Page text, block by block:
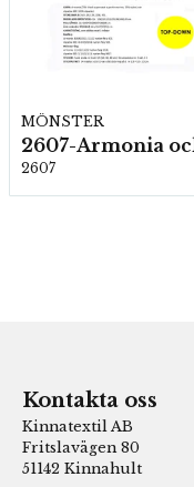
MÖNSTER
2607
Kontakta oss
Kinnatextil AB
Fritslavägen 80
51142 Kinnahult